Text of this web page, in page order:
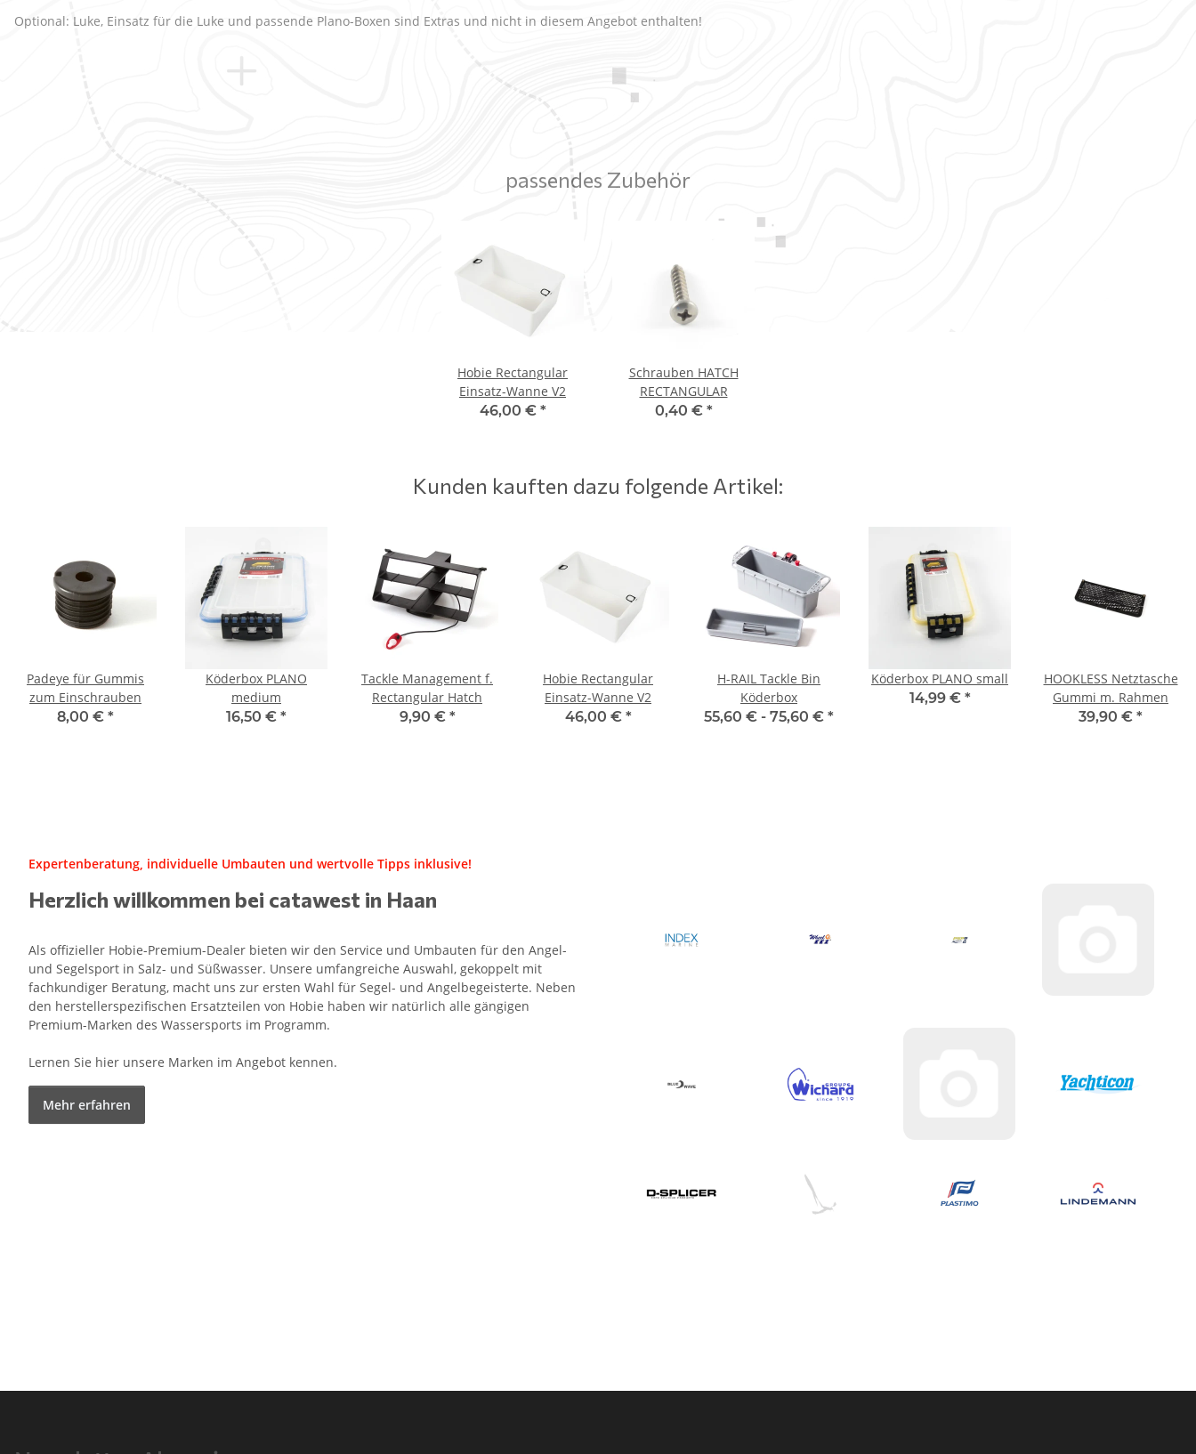
Optional: Luke, Einsatz für die Luke und passende Plano-Boxen sind Extras und nicht in diesem Angebot enthalten!
passendes Zubehör
Hobie Rectangular
Einsatz-Wanne V2
46,00 € *
Schrauben HATCH
RECTANGULAR
0,40 € *
Kunden kauften dazu folgende Artikel:
Padeye für Gummis
zum Einschrauben
8,00 € *
Köderbox PLANO
medium
16,50 € *
Tackle Management f.
Rectangular Hatch
9,90 € *
Hobie Rectangular
Einsatz-Wanne V2
46,00 € *
H-RAIL Tackle Bin
Köderbox
55,60 € - 75,60 € *
Köderbox PLANO small
14,99 € *
HOOKLESS Netztasche
Gummi m. Rahmen
39,90 € *
Expertenberatung, individuelle Umbauten und wertvolle Tipps inklusive!
Herzlich willkommen bei catawest in Haan
Als offizieller Hobie-Premium-Dealer bieten wir den Service und Umbauten für den Angel-
und Segelsport in Salz- und Süßwasser. Unsere umfangreiche Auswahl, gekoppelt mit
fachkundiger Beratung, macht uns zur ersten Wahl für Segel- und Angelbegeisterte. Neben
den herstellerspezifischen Ersatzteilen von Hobie haben wir natürlich alle gängigen
Premium-Marken des Wassersports im Programm.
Lernen Sie hier unsere Marken im Angebot kennen.
Mehr erfahren